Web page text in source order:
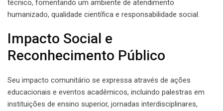
técnico, fomentando um ambiente de atendimento
humanizado, qualidade científica e responsabilidade social.
Impacto Social e
Reconhecimento Público
Seu impacto comunitário se expressa através de ações
educacionais e eventos acadêmicos, incluindo palestras em
instituições de ensino superior, jornadas interdisciplinares,